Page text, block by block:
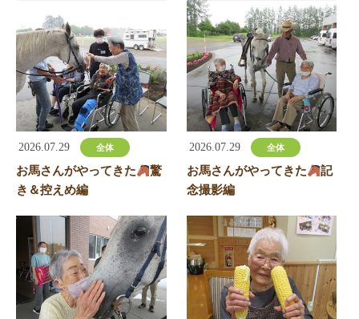
2026.07.29 全体
お馬さんがやってきた
驚
き＆控えめ編
2026.07.29 全体
お馬さんがやってきた
記
念撮影編